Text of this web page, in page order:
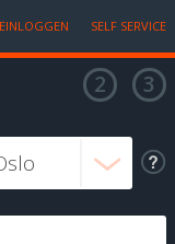
EINLOGGEN SELF SERVICE